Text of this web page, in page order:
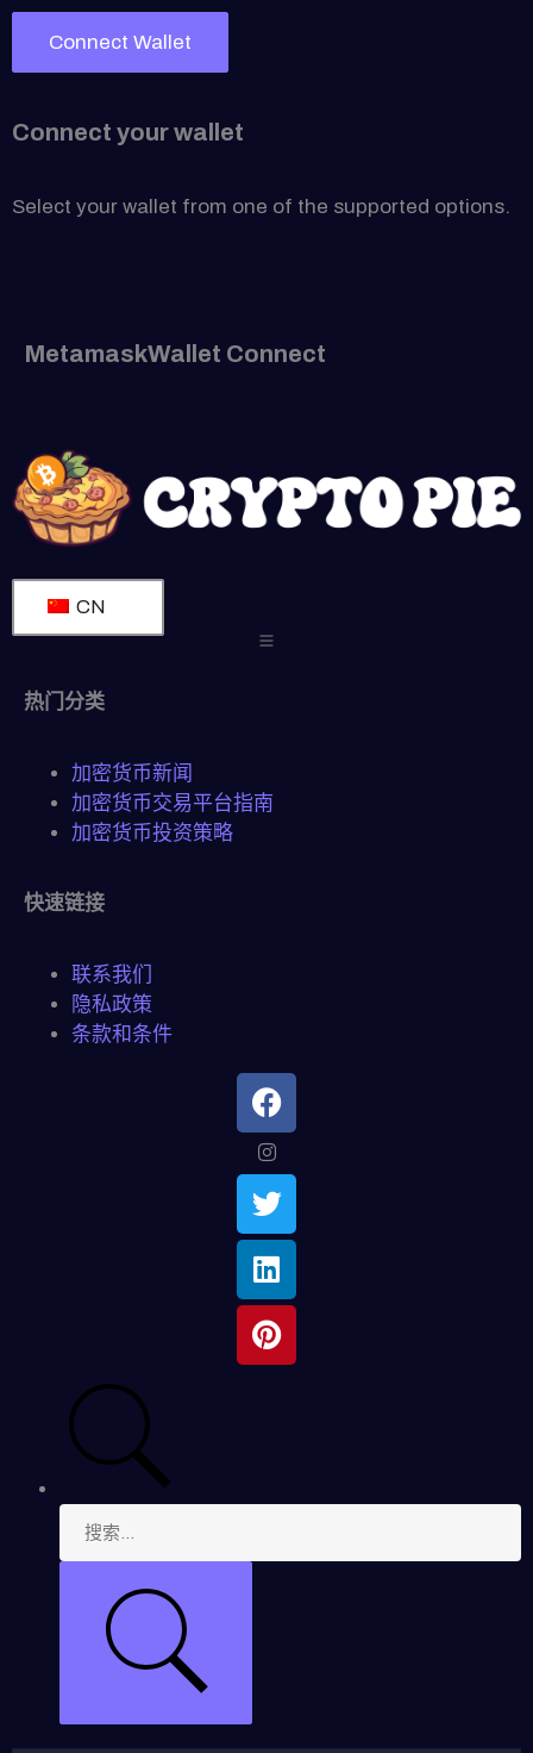
Connect Wallet
Connect your wallet
Select your wallet from one of the supported options.
MetamaskWallet Connect
CN
热门分类
加密货币新闻
加密货币交易平台指南
加密货币投资策略
快速链接
联系我们
隐私政策
条款和条件